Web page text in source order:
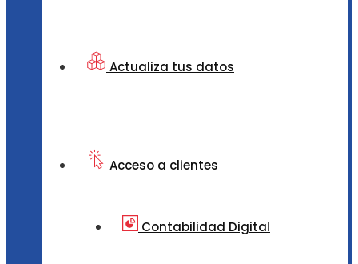
Actualiza tus datos
Acceso a clientes
Contabilidad Digital